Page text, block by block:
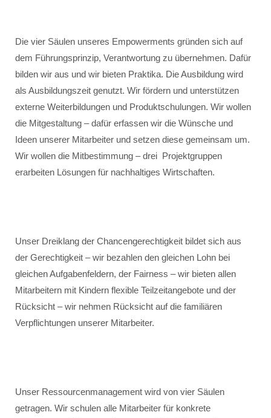
Die vier Säulen unseres Empowerments gründen sich auf
dem Führungsprinzip, Verantwortung zu übernehmen. Dafür
bilden wir aus und wir bieten Praktika. Die Ausbildung wird
als Ausbildungszeit genutzt. Wir fördern und unterstützen
externe Weiterbildungen und Produktschulungen. Wir wollen
die Mitgestaltung – dafür erfassen wir die Wünsche und
Ideen unserer Mitarbeiter und setzen diese gemeinsam um.
Wir wollen die Mitbestimmung – drei Projektgruppen
erarbeiten Lösungen für nachhaltiges Wirtschaften.
Unser Dreiklang der Chancengerechtigkeit bildet sich aus
der Gerechtigkeit – wir bezahlen den gleichen Lohn bei
gleichen Aufgabenfeldern, der Fairness – wir bieten allen
Mitarbeitern mit Kindern flexible Teilzeitangebote und der
Rücksicht – wir nehmen Rücksicht auf die familiären
Verpflichtungen unserer Mitarbeiter.
Unser Ressourcenmanagement wird von vier Säulen
getragen. Wir schulen alle Mitarbeiter für konkrete